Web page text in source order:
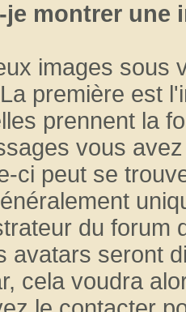
montrer une
images sous
première est
prennent la
vous
ci peut se
du forum
avatars seront
cela voudra